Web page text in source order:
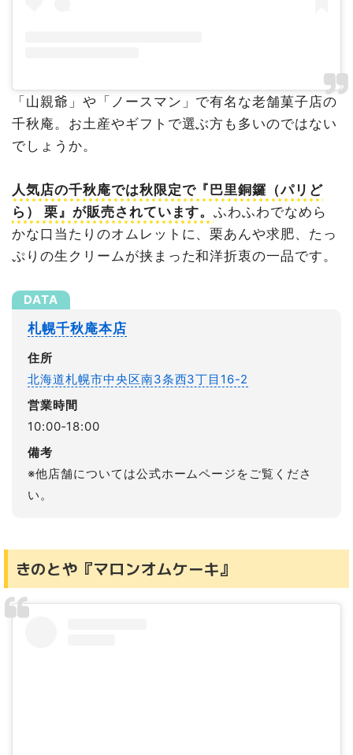
「山親爺」や「ノースマン」で有名な老舗菓子店の
千秋庵。お土産やギフトで選ぶ方も多いのではない
でしょうか。
人気店の千秋庵では秋限定で『巴里銅鑼（パリど
ら） 栗』が販売されています。ふわふわでなめら
かな口当たりのオムレットに、栗あんや求肥、たっ
ぷりの生クリームが挟まった和洋折衷の一品です。
札幌千秋庵本店
住所
北海道札幌市中央区南3条西3丁目16-2
営業時間
10:00‐18:00
備考
※他店舗については公式ホームページをご覧くださ
い。
きのとや『マロンオムケーキ』